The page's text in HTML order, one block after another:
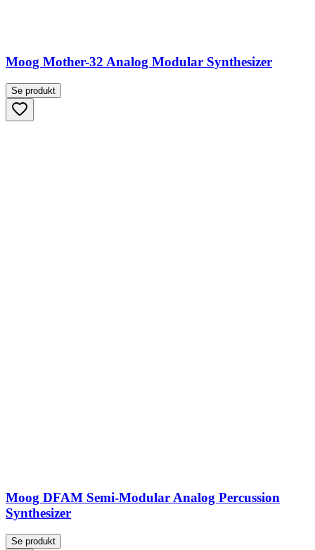
Moog Mother-32 Analog Modular Synthesizer
Se produkt
Moog DFAM Semi-Modular Analog Percussion
Synthesizer
Se produkt